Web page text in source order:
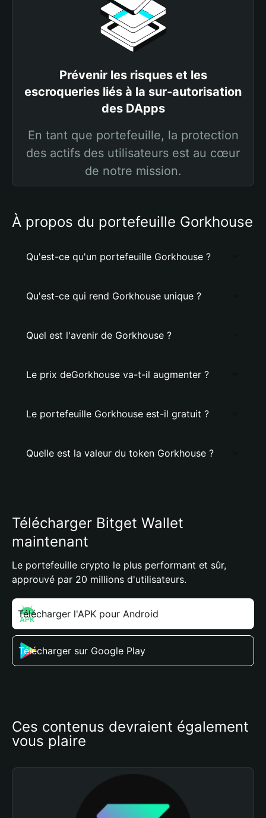
Prévenir les risques et les
escroqueries liés à la sur-autorisation
des DApps
En tant que portefeuille, la protection
des actifs des utilisateurs est au cœur
de notre mission.
À propos du portefeuille Gorkhouse
Qu'est-ce qu'un portefeuille Gorkhouse ?
Qu'est-ce qui rend Gorkhouse unique ?
Quel est l'avenir de Gorkhouse ?
Le prix deGorkhouse va-t-il augmenter ?
Le portefeuille Gorkhouse est-il gratuit ?
Quelle est la valeur du token Gorkhouse ?
Télécharger Bitget Wallet
maintenant
Le portefeuille crypto le plus performant et sûr,
approuvé par 20 millions d'utilisateurs.
Télécharger l'APK pour Android
Télécharger sur Google Play
Ces contenus devraient également
vous plaire